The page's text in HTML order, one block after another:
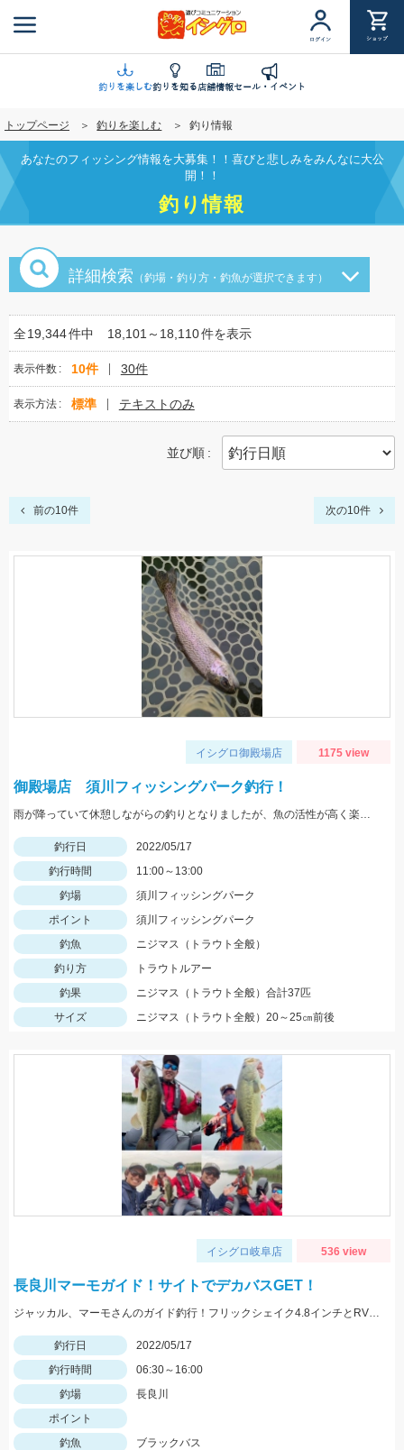
ン
に
移
動
ログイン ショップ
釣りを楽しむ釣りを知る店舗情報セール・イベント
トップページ 釣りを楽しむ 釣り情報
あなたのフィッシング情報を大募集！！喜びと悲しみをみんなに大公
開！！
釣り情報
詳細検索 （釣場・釣り方・釣魚が選択できます）
全19,344件中 18,101～18,110件を表示
表示件数 10件 30件
表示方法 標準 テキストのみ
並び順
前の10件 次の10件
イシグロ御殿場店 1175 view
御殿場店 須川フィッシングパーク釣行！
雨が降っていて休憩しながらの釣りとなりましたが、魚の活性が高く楽しむことができました！Bスパーク2.0ｇのＧマジョーラに反応良かったです。
釣行日
2022/05/17
釣行時間
11:00～13:00
釣場
須川フィッシングパーク
ポイント
須川フィッシングパーク
釣魚
ニジマス（トラウト全般）
釣り方
トラウトルアー
釣果
ニジマス（トラウト全般）合計37匹
サイズ
ニジマス（トラウト全般）20～25㎝前後
イシグロ岐阜店 536 view
長良川マーモガイド！サイトでデカバスGET！
ジャッカル、マーモさんのガイド釣行！フリックシェイク4.8インチとRVドリフトフライ3インチで釣れました！
釣行日
2022/05/17
釣行時間
06:30～16:00
釣場
長良川
ポイント
釣魚
ブラックバス